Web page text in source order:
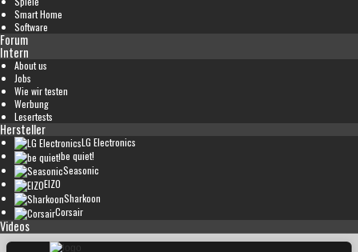
Smart Home
Software
Forum
Intern
About us
Jobs
Wie wir testen
Werbung
Lesertests
Hersteller
LG Electronics
be quiet!
Seasonic
EIZO
Sharkoon
Corsair
Videos